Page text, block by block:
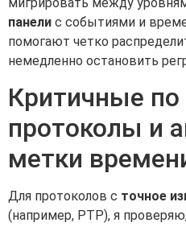
панели с событиями и
помогают четко
немедленно остановить
Критичные
протоколы и
метки
Для протоколов с точное
(например, PTP), я